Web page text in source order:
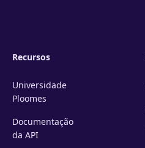
Recursos
Universidade
Ploomes
Documentação
da API